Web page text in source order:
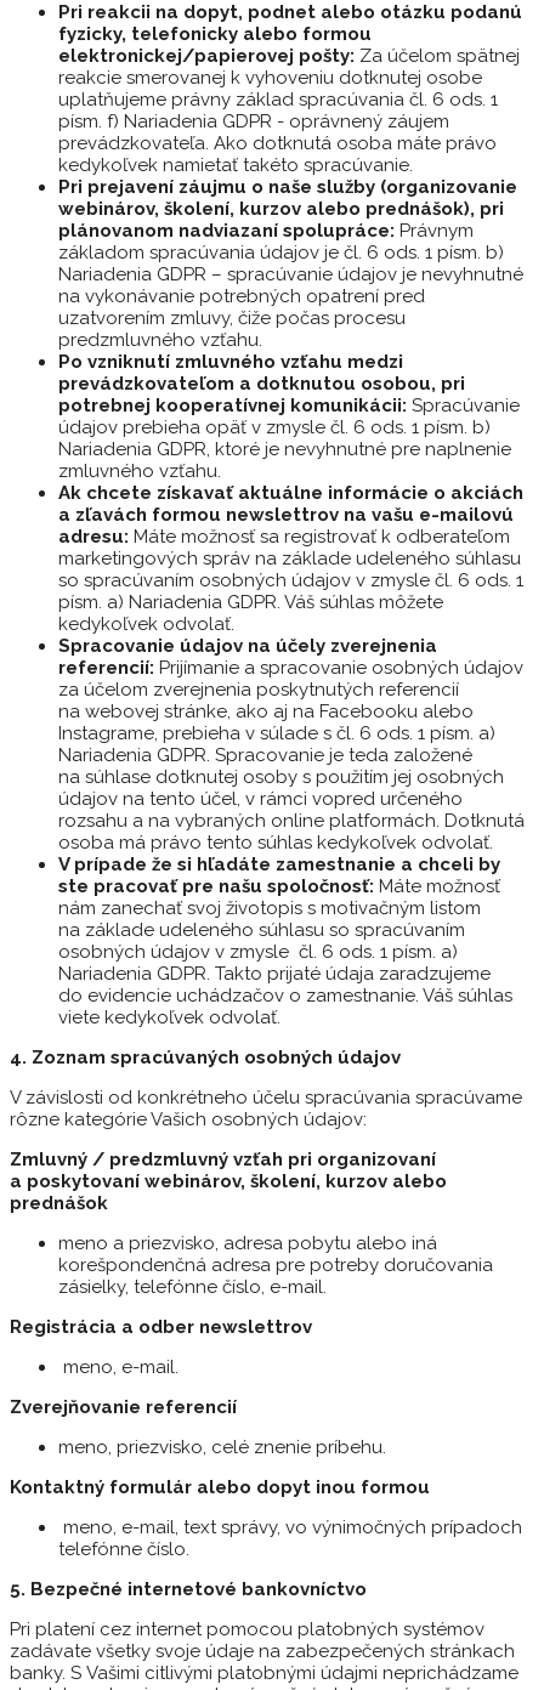
Pri reakcii na dopyt, podnet alebo otázku podanú
fyzicky, telefonicky alebo formou
elektronickej/papierovej pošty: Za účelom spätnej
reakcie smerovanej k vyhoveniu dotknutej osobe
uplatňujeme právny základ spracúvania čl. 6 ods. 1
písm. f) Nariadenia GDPR - oprávnený záujem
prevádzkovateľa. Ako dotknutá osoba máte právo
kedykoľvek namietať takéto spracúvanie.
Pri prejavení záujmu o naše služby (organizovanie
webinárov, školení, kurzov alebo prednášok), pri
plánovanom nadviazaní spolupráce: Právnym
základom spracúvania údajov je čl. 6 ods. 1 písm. b)
Nariadenia GDPR – spracúvanie údajov je nevyhnutné
na vykonávanie potrebných opatrení pred
uzatvorením zmluvy, čiže počas procesu
predzmluvného vzťahu.
Po vzniknutí zmluvného vzťahu medzi
prevádzkovateľom a dotknutou osobou, pri
potrebnej kooperatívnej komunikácii: Spracúvanie
údajov prebieha opäť v zmysle čl. 6 ods. 1 písm. b)
Nariadenia GDPR, ktoré je nevyhnutné pre naplnenie
zmluvného vzťahu.
Ak chcete získavať aktuálne informácie o akciách
a zľavách formou newslettrov na vašu e-mailovú
adresu: Máte možnosť sa registrovať k odberateľom
marketingových správ na základe udeleného súhlasu
so spracúvaním osobných údajov v zmysle čl. 6 ods. 1
písm. a) Nariadenia GDPR. Váš súhlas môžete
kedykoľvek odvolať.
Spracovanie údajov na účely zverejnenia
referencií: Prijímanie a spracovanie osobných údajov
za účelom zverejnenia poskytnutých referencií
na webovej stránke, ako aj na Facebooku alebo
Instagrame, prebieha v súlade s čl. 6 ods. 1 písm. a)
Nariadenia GDPR. Spracovanie je teda založené
na súhlase dotknutej osoby s použitím jej osobných
údajov na tento účel, v rámci vopred určeného
rozsahu a na vybraných online platformách. Dotknutá
osoba má právo tento súhlas kedykoľvek odvolať.
V prípade že si hľadáte zamestnanie a chceli by
ste pracovať pre našu spoločnosť: Máte možnosť
nám zanechať svoj životopis s motivačným listom
na základe udeleného súhlasu so spracúvaním
osobných údajov v zmysle čl. 6 ods. 1 písm. a)
Nariadenia GDPR. Takto prijaté údaja zaradzujeme
do evidencie uchádzačov o zamestnanie. Váš súhlas
viete kedykoľvek odvolať.
4. Zoznam spracúvaných osobných údajov
V závislosti od konkrétneho účelu spracúvania spracúvame
rôzne kategórie Vašich osobných údajov:
Zmluvný / predzmluvný vzťah pri organizovaní
a poskytovaní webinárov, školení, kurzov alebo
prednášok
meno a priezvisko, adresa pobytu alebo iná
korešpondenčná adresa pre potreby doručovania
zásielky, telefónne číslo, e-mail.
Registrácia a odber newslettrov
meno, e-mail.
Zverejňovanie referencií
meno, priezvisko, celé znenie príbehu.
Kontaktný formulár alebo dopyt inou formou
meno, e-mail, text správy, vo výnimočných prípadoch
telefónne číslo.
5. Bezpečné internetové bankovníctvo
Pri platení cez internet pomocou platobných systémov
zadávate všetky svoje údaje na zabezpečených stránkach
banky. S Vašimi citlivými platobnými údajmi neprichádzame